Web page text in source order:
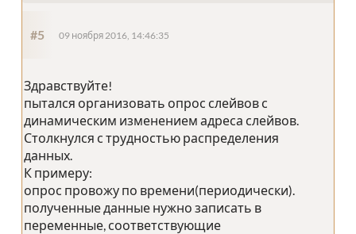
#5 09 ноября 2016, 14:46:35
Здравствуйте!
пытался организовать опрос слейвов с
динамическим изменением адреса слейвов.
Столкнулся с трудностью распределения
данных.
К примеру:
опрос провожу по времени(периодически).
полученные данные нужно записать в
переменные, соответствующие